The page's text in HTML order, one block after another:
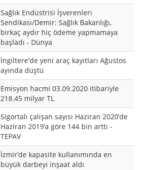
Sağlık Endüstrisi İşverenleri
Sendikası/Demir: Sağlık Bakanlığı,
birkaç aydır hiç ödeme yapmamaya
başladı - Dünya
İngiltere'de yeni araç kayıtları Ağustos
ayında düştü
Emisyon hacmi 03.09.2020 itibariyle
218.45 milyar TL
Sigortalı çalışan sayısı Haziran 2020’de
Haziran 2019’a göre 144 bin arttı -
TEPAV
İzmir’de kapasite kullanımında en
büyük darbeyi inşaat aldı